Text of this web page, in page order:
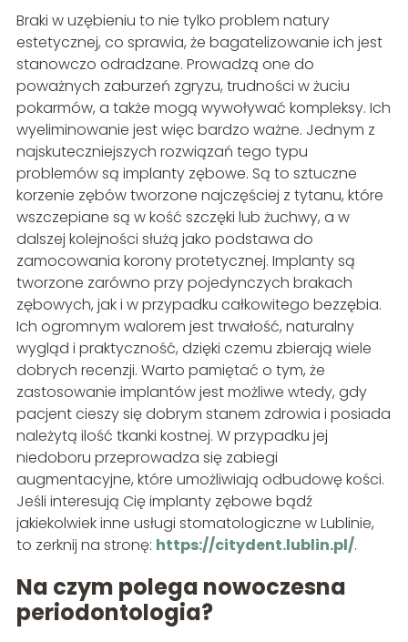
Braki w uzębieniu to nie tylko problem natury
estetycznej, co sprawia, że bagatelizowanie ich jest
stanowczo odradzane. Prowadzą one do
poważnych zaburzeń zgryzu, trudności w żuciu
pokarmów, a także mogą wywoływać kompleksy. Ich
wyeliminowanie jest więc bardzo ważne. Jednym z
najskuteczniejszych rozwiązań tego typu
problemów są implanty zębowe. Są to sztuczne
korzenie zębów tworzone najczęściej z tytanu, które
wszczepiane są w kość szczęki lub żuchwy, a w
dalszej kolejności służą jako podstawa do
zamocowania korony protetycznej. Implanty są
tworzone zarówno przy pojedynczych brakach
zębowych, jak i w przypadku całkowitego bezzębia.
Ich ogromnym walorem jest trwałość, naturalny
wygląd i praktyczność, dzięki czemu zbierają wiele
dobrych recenzji. Warto pamiętać o tym, że
zastosowanie implantów jest możliwe wtedy, gdy
pacjent cieszy się dobrym stanem zdrowia i posiada
należytą ilość tkanki kostnej. W przypadku jej
niedoboru przeprowadza się zabiegi
augmentacyjne, które umożliwiają odbudowę kości.
Jeśli interesują Cię implanty zębowe bądź
jakiekolwiek inne usługi stomatologiczne w Lublinie,
to zerknij na stronę: https://citydent.lublin.pl/.
Na czym polega nowoczesna
periodontologia?